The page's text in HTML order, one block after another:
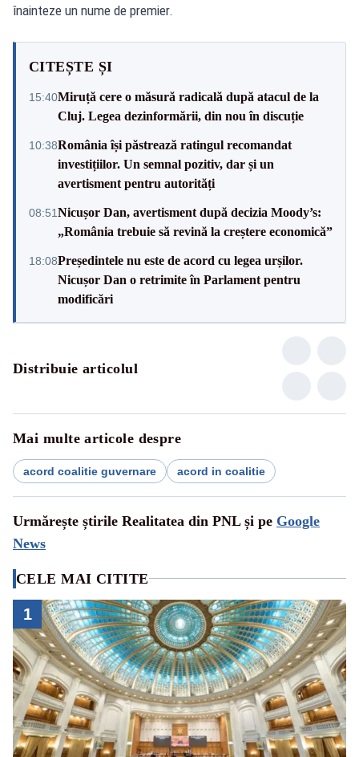
înainteze un nume de premier.
CITEȘTE ȘI
15:40Miruță cere o măsură radicală după atacul de la
Cluj. Legea dezinformării, din nou în discuție
10:38România își păstrează ratingul recomandat
investițiilor. Un semnal pozitiv, dar și un
avertisment pentru autorități
08:51Nicușor Dan, avertisment după decizia Moody’s:
„România trebuie să revină la creștere economică”
18:08Președintele nu este de acord cu legea urșilor.
Nicușor Dan o retrimite în Parlament pentru
modificări
Distribuie articolul
Mai multe articole despre
acord coalitie guvernare acord in coalitie
Urmărește știrile Realitatea din PNL și pe Google
News
CELE MAI CITITE
1